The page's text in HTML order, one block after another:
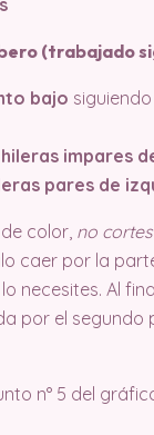
(trabajado
bajo siguiendo
hileras impares
pares de
color, no
caer por la
necesites. Al
por el segundo
n° 5 del